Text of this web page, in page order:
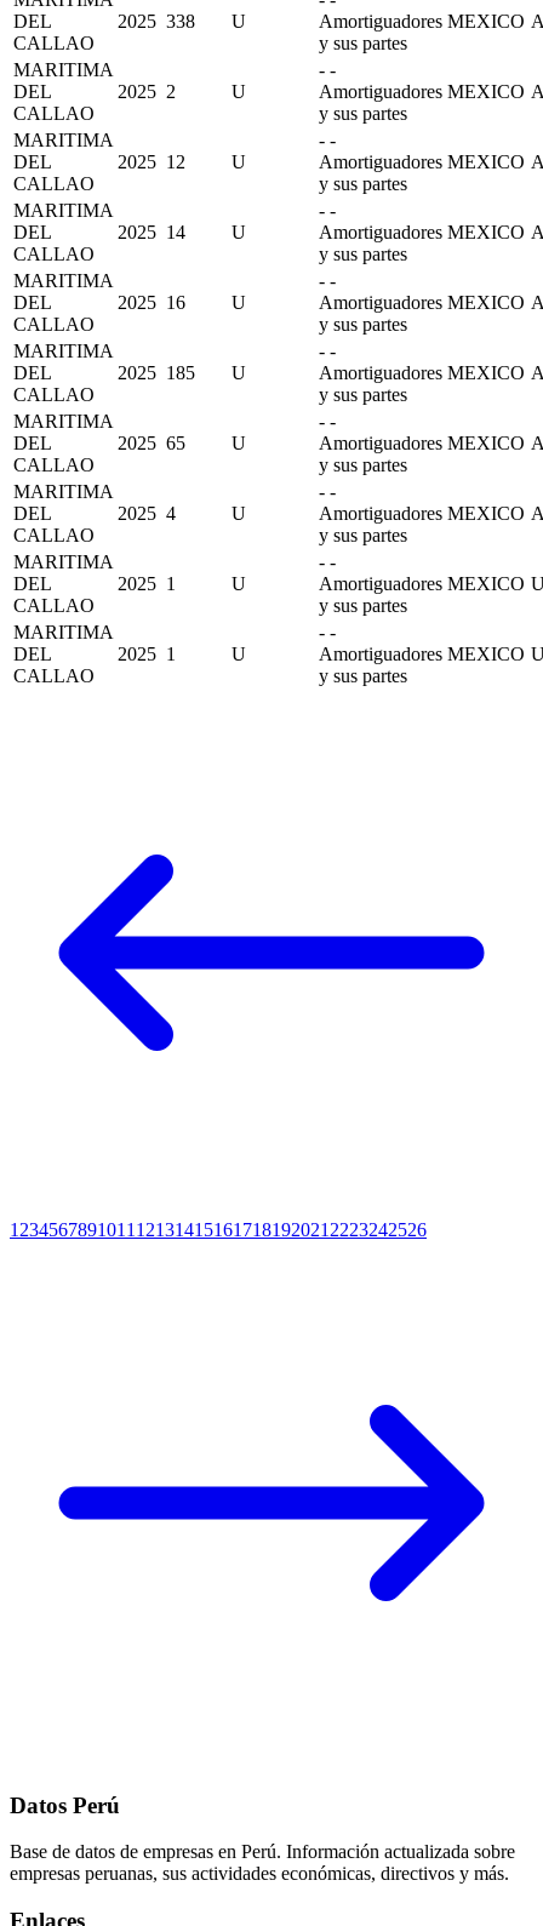
DEL
CALLAO
2025 338 U
Amortiguadores
y sus partes
MEXICO
MARITIMA
DEL
CALLAO
2025 2 U
- -
Amortiguadores
y sus partes
MEXICO
MARITIMA
DEL
CALLAO
2025 12 U
- -
Amortiguadores
y sus partes
MEXICO
MARITIMA
DEL
CALLAO
2025 14 U
- -
Amortiguadores
y sus partes
MEXICO
MARITIMA
DEL
CALLAO
2025 16 U
- -
Amortiguadores
y sus partes
MEXICO
MARITIMA
DEL
CALLAO
2025 185 U
- -
Amortiguadores
y sus partes
MEXICO
MARITIMA
DEL
CALLAO
2025 65 U
- -
Amortiguadores
y sus partes
MEXICO
MARITIMA
DEL
CALLAO
2025 4 U
- -
Amortiguadores
y sus partes
MEXICO
MARITIMA
DEL
CALLAO
2025 1 U
- -
Amortiguadores
y sus partes
MEXICO
MARITIMA
DEL
CALLAO
2025 1 U
- -
Amortiguadores
y sus partes
MEXICO
1 234567891011 12131415161718192021 2223242526
Datos Perú
Base de datos de empresas en Perú. Información actualizada sobre
empresas peruanas, sus actividades económicas, directivos y más.
Enlaces